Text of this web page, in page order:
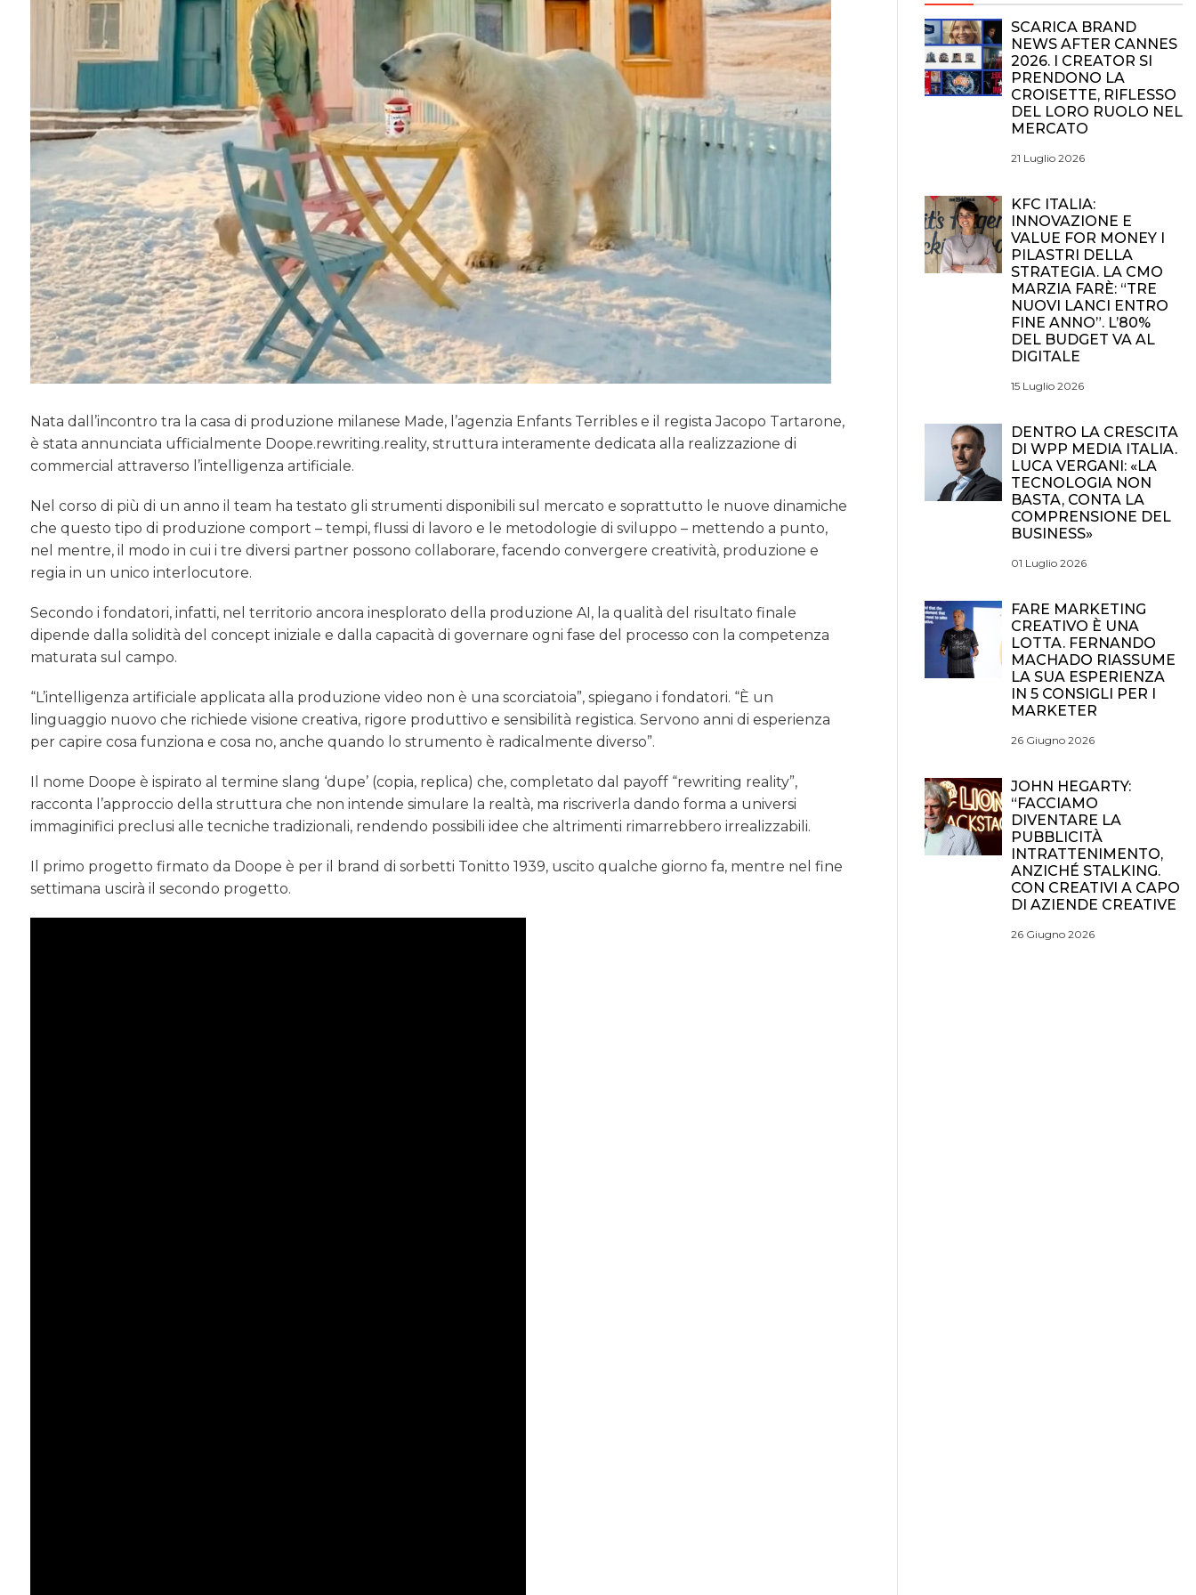
Nata dall’incontro tra la casa di produzione milanese Made, l’agenzia Enfants Terribles e il regista Jacopo Tartarone,
è stata annunciata ufficialmente Doope.rewriting.reality, struttura interamente dedicata alla realizzazione di
commercial attraverso l’intelligenza artificiale.
Nel corso di più di un anno il team ha testato gli strumenti disponibili sul mercato e soprattutto le nuove dinamiche
che questo tipo di produzione comport – tempi, flussi di lavoro e le metodologie di sviluppo – mettendo a punto,
nel mentre, il modo in cui i tre diversi partner possono collaborare, facendo convergere creatività, produzione e
regia in un unico interlocutore.
Secondo i fondatori, infatti, nel territorio ancora inesplorato della produzione AI, la qualità del risultato finale
dipende dalla solidità del concept iniziale e dalla capacità di governare ogni fase del processo con la competenza
maturata sul campo.
“L’intelligenza artificiale applicata alla produzione video non è una scorciatoia”, spiegano i fondatori. “È un
linguaggio nuovo che richiede visione creativa, rigore produttivo e sensibilità registica. Servono anni di esperienza
per capire cosa funziona e cosa no, anche quando lo strumento è radicalmente diverso”.
Il nome Doope è ispirato al termine slang ‘dupe’ (copia, replica) che, completato dal payoff “rewriting reality”,
racconta l’approccio della struttura che non intende simulare la realtà, ma riscriverla dando forma a universi
immaginifici preclusi alle tecniche tradizionali, rendendo possibili idee che altrimenti rimarrebbero irrealizzabili.
Il primo progetto firmato da Doope è per il brand di sorbetti Tonitto 1939, uscito qualche giorno fa, mentre nel fine
settimana uscirà il secondo progetto.
SCARICA BRAND
NEWS AFTER CANNES
2026. I CREATOR SI
PRENDONO LA
CROISETTE, RIFLESSO
DEL LORO RUOLO NEL
MERCATO
21 Luglio 2026
KFC ITALIA:
INNOVAZIONE E
VALUE FOR MONEY I
PILASTRI DELLA
STRATEGIA. LA CMO
MARZIA FARÈ: “TRE
NUOVI LANCI ENTRO
FINE ANNO”. L’80%
DEL BUDGET VA AL
DIGITALE
15 Luglio 2026
DENTRO LA CRESCITA
DI WPP MEDIA ITALIA.
LUCA VERGANI: «LA
TECNOLOGIA NON
BASTA, CONTA LA
COMPRENSIONE DEL
BUSINESS»
01 Luglio 2026
FARE MARKETING
CREATIVO È UNA
LOTTA. FERNANDO
MACHADO RIASSUME
LA SUA ESPERIENZA
IN 5 CONSIGLI PER I
MARKETER
26 Giugno 2026
JOHN HEGARTY:
“FACCIAMO
DIVENTARE LA
PUBBLICITÀ
INTRATTENIMENTO,
ANZICHÉ STALKING.
CON CREATIVI A CAPO
DI AZIENDE CREATIVE
26 Giugno 2026